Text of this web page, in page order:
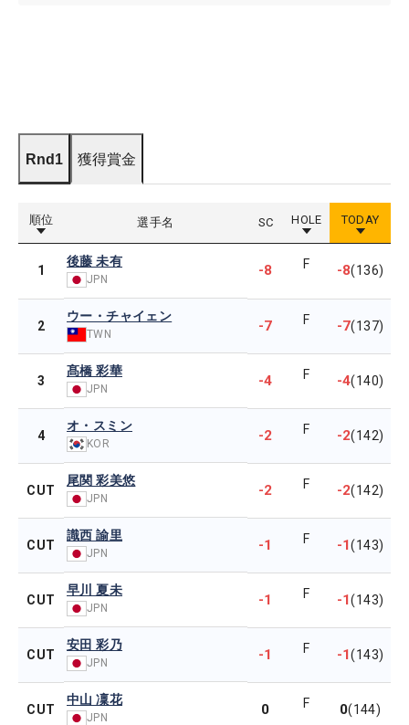
Rnd1 獲得賞金
順位 選手名 SC HOLE TODAY
1
後藤 未有
JPN
-8 F -8(136)
2
ウー・チャイェン
TWN -7 F -7(137)
3
髙橋 彩華
JPN -4 F -4(140)
4
オ・スミン
KOR -2 F -2(142)
CUT
尾関 彩美悠
JPN -2 F -2(142)
CUT
識西 諭里
JPN -1 F -1(143)
CUT
早川 夏未
JPN -1 F -1(143)
CUT
安田 彩乃
JPN -1 F -1(143)
CUT
中山 凜花
JPN 0 F 0(144)